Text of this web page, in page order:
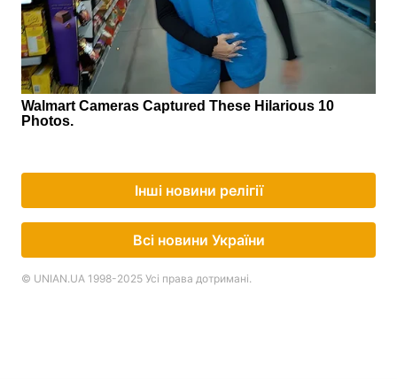
Інші новини релігії
Всі новини України
© UNIAN.UA 1998-2025 Усі права дотримані.